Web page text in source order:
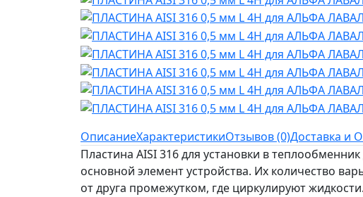
ОписаниеХарактеристикиОтзывов (0)Доставка и
Пластина AISI 316 для установки в
основной элемент устройства. Их количество
от друга промежутком, где циркулируют жидкости.